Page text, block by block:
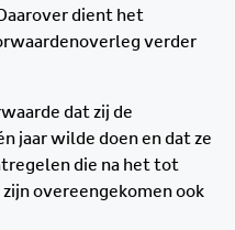
dient het
verder
dat zij de
jaar wilde doen en dat ze
die na het tot
zijn overeengekomen ook